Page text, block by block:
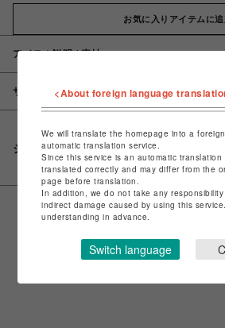
お気に入りアイテムに
アイテム説明 / 素材
サイズ
シェアする
<About foreign language
We will translate the homepage into a
automatic translation service.
Since this service is an automatic translation
translated correctly and may differ from the
page before translation.
In addition, we do not take any
indirect damage caused by using this
understanding in advance.
Switch language